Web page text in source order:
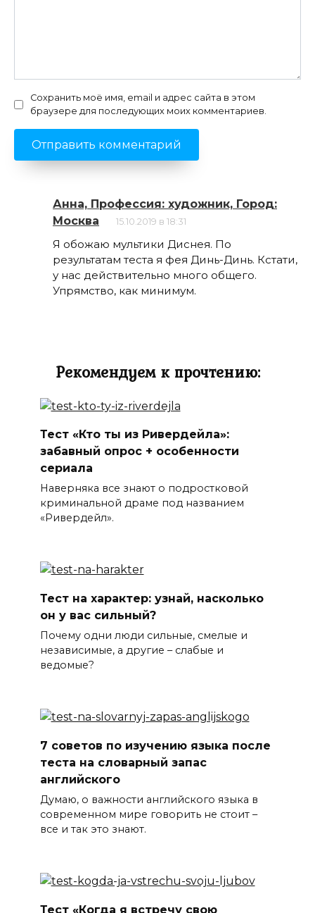
Сохранить моё имя, email и адрес сайта в этом
браузере для последующих моих комментариев.
Анна, Профессия: художник, Город:
Москва
15.10.2019 в 18:31
Я обожаю мультики Диснея. По
результатам теста я фея Динь-Динь. Кстати,
у нас действительно много общего.
Упрямство, как минимум.
Рекомендуем к прочтению:
Тест «Кто ты из Ривердейла»:
забавный опрос + особенности
сериала
Наверняка все знают о подростковой
криминальной драме под названием
«Ривердейл».
Тест на характер: узнай, насколько
он у вас сильный?
Почему одни люди сильные, смелые и
независимые, а другие – слабые и
ведомые?
7 советов по изучению языка после
теста на словарный запас
английского
Думаю, о важности английского языка в
современном мире говорить не стоит –
все и так это знают.
Тест «Когда я встречу свою